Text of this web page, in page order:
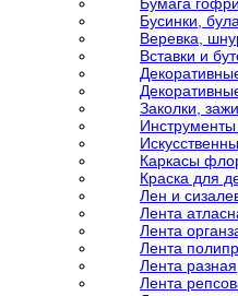
Бумага
Бусинки,
Веревка,
Вставки и
Заколки,
Каркасы
Краска для
Лен и
Лента
Лента
Лента
Лента разная
Лента